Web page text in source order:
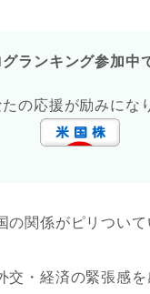
グランキング参加中
たの応援が励みにな
の関係がピリついて
交・経済の緊張感